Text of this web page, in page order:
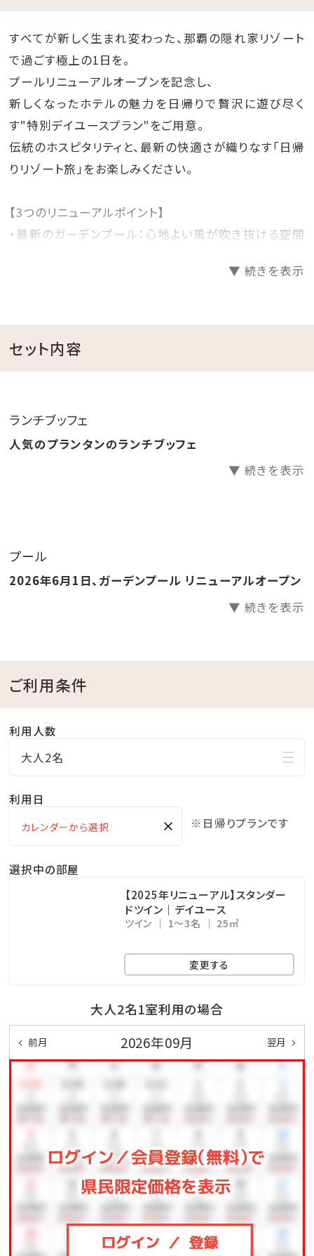
すべてが新しく生まれ変わった、那覇の隠れ家リゾート
で過ごす極上の1日を。
プールリニューアルオープンを記念し、
新しくなったホテルの魅力を日帰りで贅沢に遊び尽く
す"特別デイユースプラン"をご用意。
伝統のホスピタリティと、最新の快適さが織りなす「日帰
りリゾート旅」をお楽しみください。
【3つのリニューアルポイント】
・最新のガーデンプール：心地よい風が吹き抜ける空間
・レストラン「プランタン」：装いも新たに生まれ変わった
・洗練された新客室：遊び疲れたら、周囲を気にせず優
雅にひと休みできる拠点に
昼夜・季節を問わずお楽しみいただける温水仕様へと
グレードアップした最新のプールをお楽しみください。
＜遊泳時間＞11:00～17:00（本プランのチェックアウト
※プールのご利用は、チェックアウト時間（17:00）までと
【ランチについて】
＜場所＞プランタン
＜営業時間＞11:30～15:00 ※90分制
※ランチの混雑を避けるため、事前の座席予約をおすす
お問い合わせ先：レストラン予約（TEL：098-853-
2119／受付時間 10:00～17:00）
たします
※添い寝のお子様のお食事はプランに含まれておりま
せん。ご利用の場合は、現地にて別途お子様料金を頂戴
【チェックイン・チェックアウトについて】
泊への変更はできかねます。
・11:00～17:00の間の「最大6時間」のご滞在となりま
す。
到着が遅れた場合でも、チェックアウト時間の延長は
できかねますのでご注意ください。
▼ 続きを表示
セット内容
ランチブッフェ
人気のプランタンのランチブッフェ
▼ 続きを表示
プール
2026年6月1日、ガーデンプール リニューアルオープン
▼ 続きを表示
ご利用条件
利用人数
大人2名
利用日
× ※日帰りプランです
選択中の部屋
【2025年リニューアル】スタンダー
ドツイン｜デイユース
ツイン 1～3名 25㎡
変更する
大人2名1室利用の場合
前月 2026年09月 翌月